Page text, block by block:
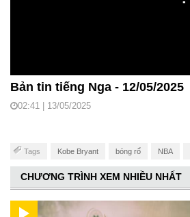
Bản tin tiếng Nga - 12/05/2025
02:41 | 13/05/2025
Tags Kobe Bryant bóng rổ NBA
CHƯƠNG TRÌNH XEM NHIỀU NHẤT